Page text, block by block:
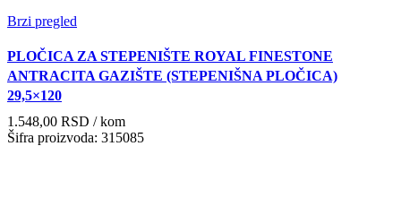
Brzi pregled
PLOČICA ZA STEPENIŠTE ROYAL FINESTONE
ANTRACITA GAZIŠTE (STEPENIŠNA PLOČICA)
29,5×120
1.548,00 RSD / kom
Šifra proizvoda: 315085